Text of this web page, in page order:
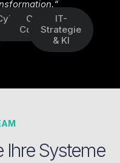
KRITIS
C-Level
Consulting
IT-
Strategie
& KI
Ihre Systeme